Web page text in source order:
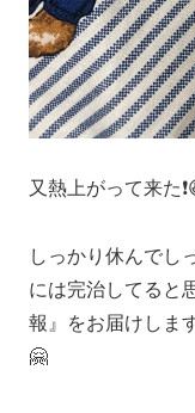
又熱上がって来た
しっかり休んでし
には完治してると
報』をお届けしま
🤗